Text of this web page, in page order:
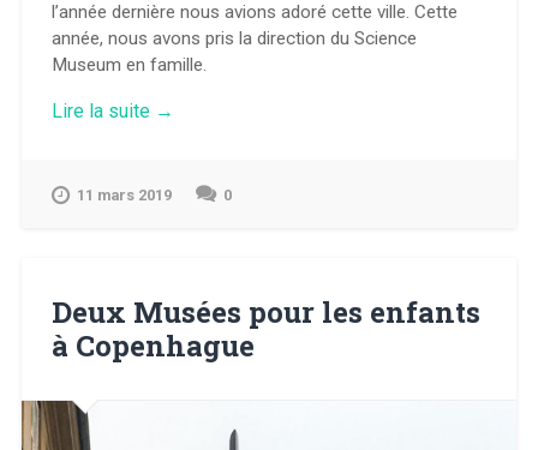
l’année dernière nous avions adoré cette ville. Cette
année, nous avons pris la direction du Science
Museum en famille.
Lire la suite « Le
Londres »
→
11 mars 2019 0
Deux Musées pour les enfants
à Copenhague